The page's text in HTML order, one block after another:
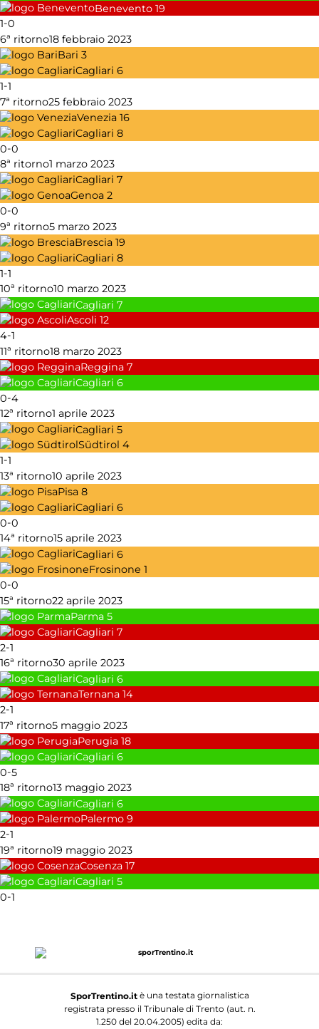
Benevento 19
1-0
6ª ritorno18 febbraio 2023
Bari 3
Cagliari 6
1-1
7ª ritorno25 febbraio 2023
Venezia 16
Cagliari 8
0-0
8ª ritorno1 marzo 2023
Cagliari 7
Genoa 2
0-0
9ª ritorno5 marzo 2023
Brescia 19
Cagliari 8
1-1
10ª ritorno10 marzo 2023
Cagliari 7
Ascoli 12
4-1
11ª ritorno18 marzo 2023
Reggina 7
Cagliari 6
0-4
12ª ritorno1 aprile 2023
Cagliari 5
Südtirol 4
1-1
13ª ritorno10 aprile 2023
Pisa 8
Cagliari 6
0-0
14ª ritorno15 aprile 2023
Cagliari 6
Frosinone 1
0-0
15ª ritorno22 aprile 2023
Parma 5
Cagliari 7
2-1
16ª ritorno30 aprile 2023
Cagliari 6
Ternana 14
2-1
17ª ritorno5 maggio 2023
Perugia 18
Cagliari 6
0-5
18ª ritorno13 maggio 2023
Cagliari 6
Palermo 9
2-1
19ª ritorno19 maggio 2023
Cosenza 17
Cagliari 5
0-1
SporTrentino.itè una testata giornalistica
registrata presso il Tribunale di Trento (aut. n.
1.250 del 20.04.2005) edita da: